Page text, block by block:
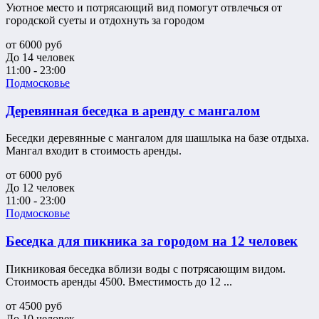
Уютное место и потрясающий вид помогут отвлечься от
городской суеты и отдохнуть за городом
от 6000 руб
До 14 человек
11:00 - 23:00
Подмосковье
Деревянная беседка в аренду с мангалом
Беседки деревянные с мангалом для шашлыка на базе отдыха.
Мангал входит в стоимость аренды.
от 6000 руб
До 12 человек
11:00 - 23:00
Подмосковье
Беседка для пикника за городом на 12 человек
Пикниковая беседка вблизи воды с потрясающим видом.
Стоимость аренды 4500. Вместимость до 12 ...
от 4500 руб